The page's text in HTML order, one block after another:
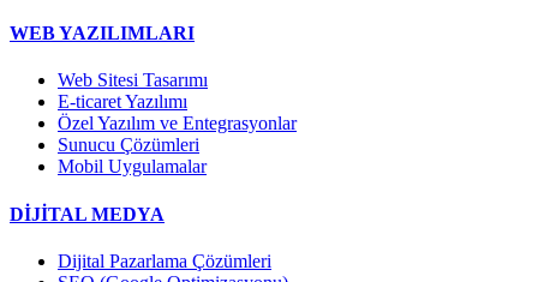
WEB YAZILIMLARI
Web Sitesi Tasarımı
E-ticaret Yazılımı
Özel Yazılım ve Entegrasyonlar
Sunucu Çözümleri
Mobil Uygulamalar
DİJİTAL MEDYA
Dijital Pazarlama Çözümleri